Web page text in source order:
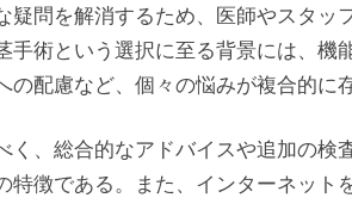
疑問を解消するため、医師やスタッ
手術という選択に至る背景には、機
配慮など、個々の悩みが複合的に
く、総合的なアドバイスや追加の検
特徴である。また、インターネット